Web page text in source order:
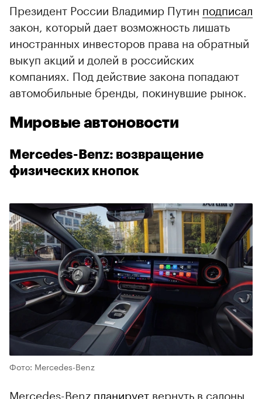
Президент России Владимир Путин подписал
закон, который дает возможность лишать
иностранных инвесторов права на обратный
выкуп акций и долей в российских
компаниях. Под действие закона попадают
автомобильные бренды, покинувшие рынок.
Мировые автоновости
Mercedes-Benz: возвращение
физических кнопок
Фото: Mercedes-Benz
Mercedes-Benz планирует вернуть в салоны